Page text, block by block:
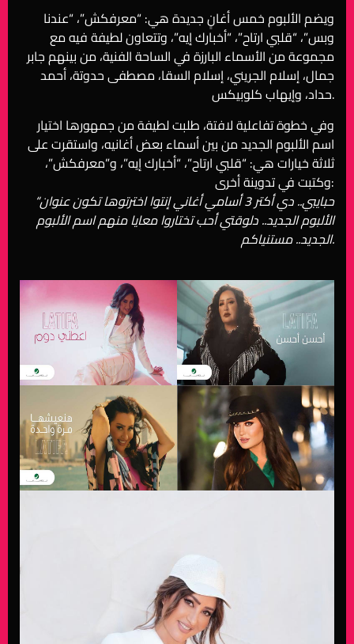
ويضم الألبوم خمس أغانٍ جديدة هي: “معرفكش”، “عندنا
وبس”، “قلبي ارتاح”، “أخبارك إيه”، وتتعاون لطيفة فيه مع
مجموعة من الأسماء البارزة في الساحة الفنية، من بينهم جابر
جمال، إسلام الجريني، إسلام السقا، مصطفى حدوتة، أحمد
حداد، وإيهاب كلوبيكس.
وفي خطوة تفاعلية لافتة، طلبت لطيفة من جمهورها اختيار
اسم الألبوم الجديد من بين أسماء بعض أغانيه، واستقرت على
ثلاثة خيارات هي: “قلبي ارتاح”، “أخبارك إيه”، و”معرفكش”،
وكتبت في تدوينة أخرى:
“حبايبي.. دي أكتر 3 أسامي أغاني إنتوا اخترتوها تكون عنوان
الألبوم الجديد.. دلوقتي أحب تختاروا معايا منهم اسم الألبوم
الجديد.. مستنياكم.